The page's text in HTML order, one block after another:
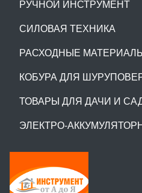
РУЧНОЙ ИНСТРУМЕНТ
СИЛОВАЯ ТЕХНИКА
РАСХОДНЫЕ
КОБУРА ДЛЯ
ТОВАРЫ ДЛЯ ДАЧИ И
ЭЛЕКТРО-